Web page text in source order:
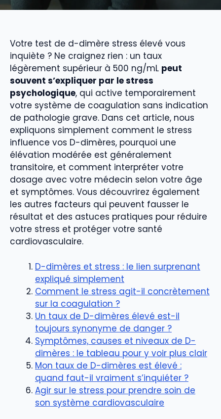
Votre test de d-dimère stress élevé vous
inquiète ? Ne craignez rien : un taux
légèrement supérieur à 500 ng/mL peut
souvent s’expliquer par le stress
psychologique, qui active temporairement
votre système de coagulation sans indication
de pathologie grave. Dans cet article, nous
expliquons simplement comment le stress
influence vos D-dimères, pourquoi une
élévation modérée est généralement
transitoire, et comment interpréter votre
dosage avec votre médecin selon votre âge
et symptômes. Vous découvrirez également
les autres facteurs qui peuvent fausser le
résultat et des astuces pratiques pour réduire
votre stress et protéger votre santé
cardiovasculaire.
D-dimères et stress : le lien surprenant
expliqué simplement
Comment le stress agit-il concrètement
sur la coagulation ?
Un taux de D-dimères élevé est-il
toujours synonyme de danger ?
Symptômes, causes et niveaux de D-
dimères : le tableau pour y voir plus clair
Mon taux de D-dimères est élevé :
quand faut-il vraiment s’inquiéter ?
Agir sur le stress pour prendre soin de
son système cardiovasculaire